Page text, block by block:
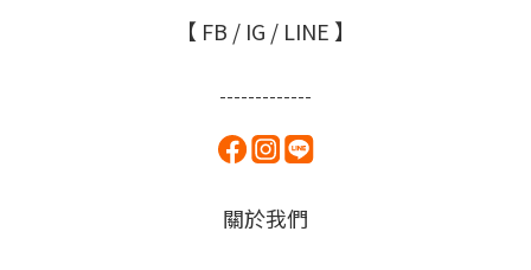
【 FB / IG / LINE 】
-------------
關於我們